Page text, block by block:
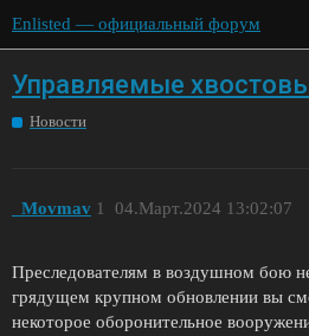
Enlisted — официальный форум
Управляемые
Новости
_Movmav 04.Март.2024 13:02:07
1
Преследователям в воздушном бою
грядущем крупном обновлении вы
некоторое оборонительное